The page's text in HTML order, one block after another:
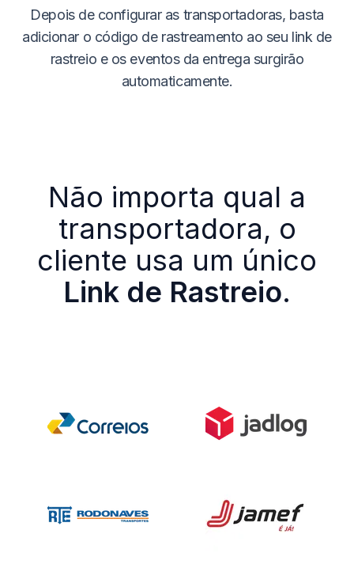
Depois de configurar as transportadoras, basta
adicionar o código de rastreamento ao seu link de
rastreio e os eventos da entrega surgirão
automaticamente.
Não importa qual a
transportadora, o
cliente usa um único
Link de Rastreio.